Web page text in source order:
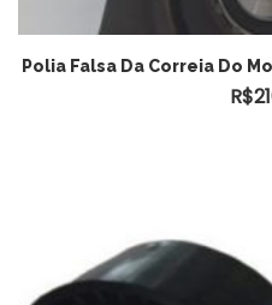
Polia Falsa Da Correia Do
R$